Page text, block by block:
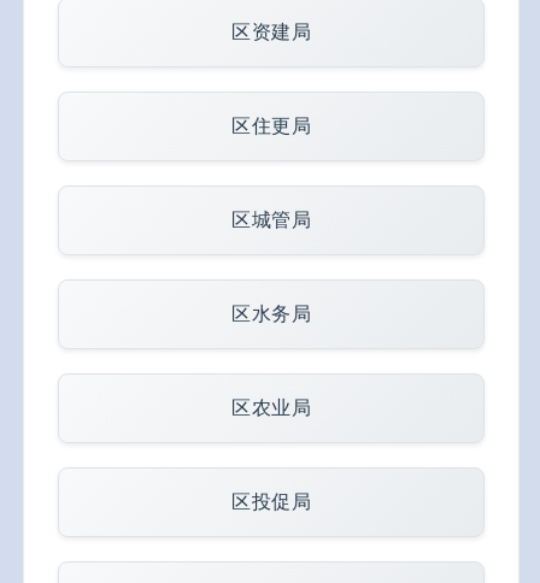
区资建局
区住更局
区城管局
区水务局
区农业局
区投促局